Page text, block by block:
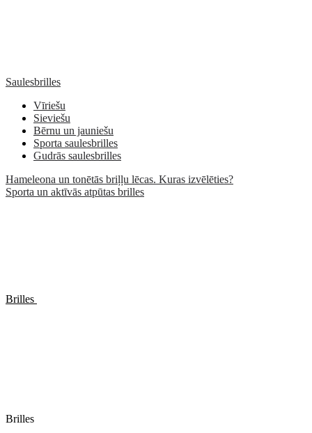
Saulesbrilles
Vīriešu
Sieviešu
Bērnu un jauniešu
Sporta saulesbrilles
Gudrās saulesbrilles
Hameleona un tonētās briļļu lēcas. Kuras izvēlēties?
Sporta un aktīvās atpūtas brilles
Brilles
Brilles